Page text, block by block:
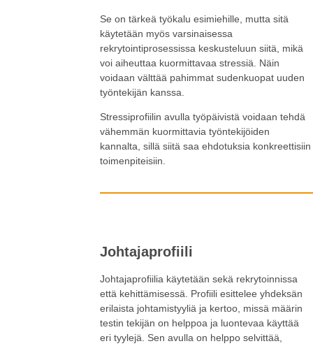
Se on tärkeä työkalu esimiehille, mutta sitä
käytetään myös varsinaisessa
rekrytointiprosessissa keskusteluun siitä, mikä
voi aiheuttaa kuormittavaa stressiä. Näin
voidaan välttää pahimmat sudenkuopat uuden
työntekijän kanssa.
Stressiprofiilin avulla työpäivistä voidaan tehdä
vähemmän kuormittavia työntekijöiden
kannalta, sillä siitä saa ehdotuksia konkreettisiin
toimenpiteisiin.
Johtajaprofiili
Johtajaprofiilia käytetään sekä rekrytoinnissa
että kehittämisessä. Profiili esittelee yhdeksän
erilaista johtamistyyliä ja kertoo, missä määrin
testin tekijän on helppoa ja luontevaa käyttää
eri tyylejä. Sen avulla on helppo selvittää,